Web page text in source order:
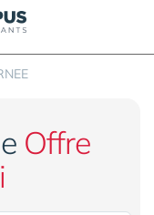
Offre